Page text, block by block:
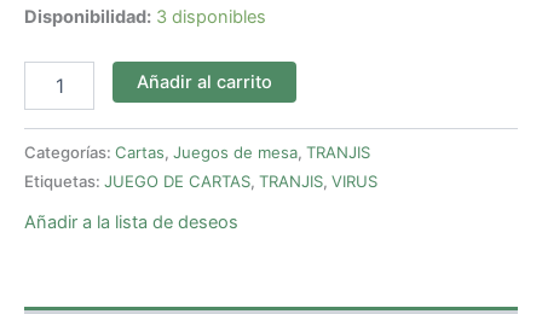
Disponibilidad: 3 disponibles
Añadir al carrito
Categorías: Cartas, Juegos de mesa, TRANJIS
Etiquetas: JUEGO DE CARTAS, TRANJIS, VIRUS
Añadir a la lista de deseos